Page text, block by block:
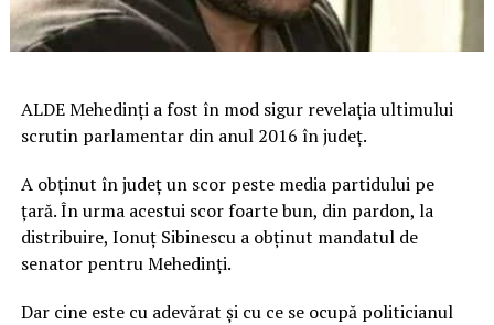
ALDE Mehedinţi a fost în mod sigur revelaţia ultimului
scrutin parlamentar din anul 2016 în judeţ.
A obţinut în judeţ un scor peste media partidului pe
ţară. În urma acestui scor foarte bun, din pardon, la
distribuire, Ionuţ Sibinescu a obţinut mandatul de
senator pentru Mehedinţi.
Dar cine este cu adevărat și cu ce se ocupă politicianul